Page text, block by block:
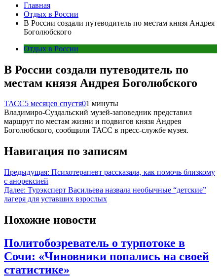
Главная
Отдых в России
В России создали путеводитель по местам князя Андрея
Боголюбского
Отдых в России
В России создали путеводитель по
местам князя Андрея Боголюбского
ТАСС5 месяцев спустя01 минуты
Владимиро-Суздальский музей-заповедник представил
маршрут по местам жизни и подвигов князя Андрея
Боголюбского, сообщили ТАСС в пресс-службе музея.
Навигация по записям
Предыдущая: Психотерапевт рассказала, как помочь близкому
с анорексией
Далее: Турэксперт Васильева назвала необычные “детские”
лагеря для уставших взрослых
Похожие новости
Политобозреватель о турпотоке в
Сочи: «Чиновники попались на своей
статистике»